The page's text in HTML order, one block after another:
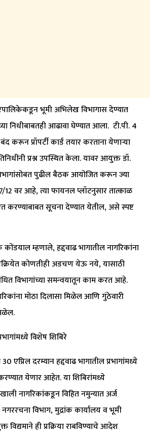
भूमी अभिलेख विभागास देण्यात
निधीबाबतही आढावा घेण्यात आला. टी.पी. 4
करून प्रॉपर्टी कार्ड तयार करताना येणाऱ्या
प्रश्न उपस्थित केला. यावर आयुक्त डॉ.
पुढील बैठक आयोजित करून ज्या
12 वर आहे, त्या फायनल प्लॉटनुसार तात्काळ
करण्याबाबत सूचना देण्यात येतील, असे स्पष्ट
म्हणाले, हद्दवाढ भागातील नागरिकांना
कोणतीही अडचण येऊ नये, यासाठी
विभागांच्या समन्वयातून काम करत आहे.
मोठा दिलासा मिळेल आणि गुंठेवारी
विशेष शिबिरे
एप्रिल दरम्यान हद्दवाढ भागातील प्रभागांमध्ये
येणार आहेत. या शिबिरांमध्ये
नागरिकांकडून विहित नमुन्यात अर्ज
विभाग, मुद्रांक कार्यालय व भूमी
विद्यमाने ही प्रक्रिया राबविण्याचे आदेश